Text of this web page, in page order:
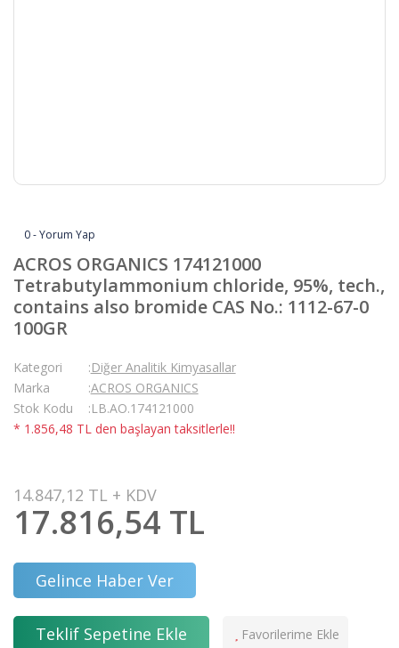
0 - Yorum Yap
ACROS ORGANICS 174121000
Tetrabutylammonium chloride, 95%, tech.,
contains also bromide CAS No.: 1112-67-0
100GR
Kategori
Diğer Analitik Kimyasallar
Marka
ACROS ORGANICS
Stok Kodu
LB.AO.174121000
* 1.856,48 TL den başlayan taksitlerle!!
14.847,12 TL + KDV
17.816,54 TL
Gelince Haber Ver
Teklif Sepetine Ekle